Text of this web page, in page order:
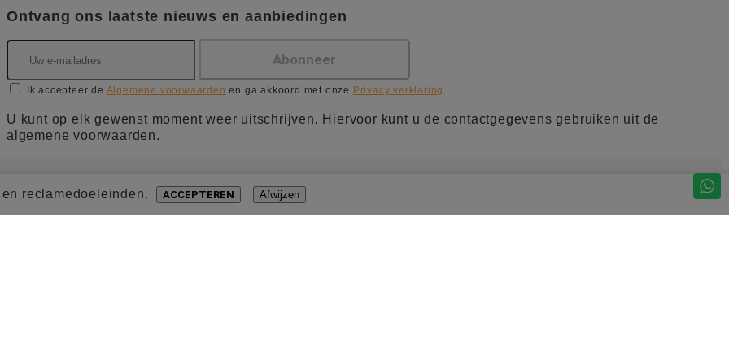
reclamedoeleinden. ACCEPTEREN Afwijzen
Ontvang ons laatste nieuws en aanbiedingen
Ik accepteer de Algemene voorwaarden en ga akkoord met onze Privacy verklaring .
U kunt op elk gewenst moment weer uitschrijven. Hiervoor kunt u de contactgegevens gebruiken uit de
algemene voorwaarden.